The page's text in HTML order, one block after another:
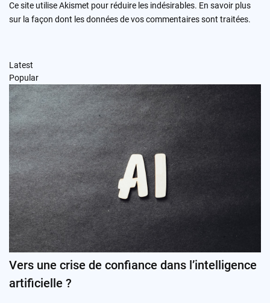
Ce site utilise Akismet pour réduire les indésirables. En savoir plus
sur la façon dont les données de vos commentaires sont traitées.
Latest
Popular
Vers une crise de confiance dans l’intelligence
artificielle ?